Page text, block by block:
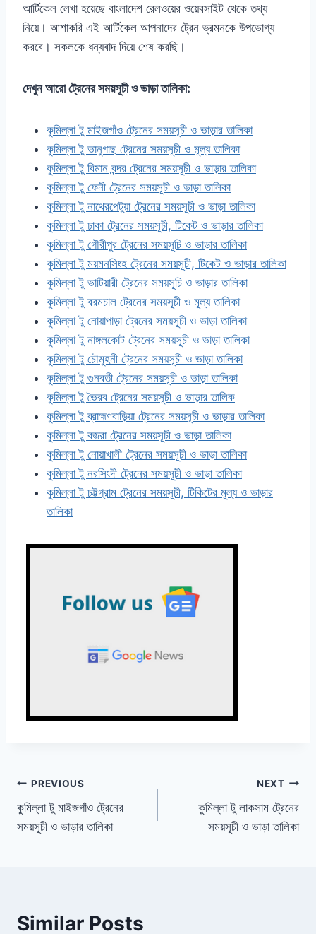
আর্টিকেল লেখা হয়েছে বাংলাদেশ রেলওয়ের ওয়েবসাইট থেকে তথ্য
নিয়ে। আশাকরি এই আর্টিকেল আপনাদের ট্রেন ভ্রমনকে উপভোগ্য
করবে। সকলকে ধন্যবাদ দিয়ে শেষ করছি।
দেখুন আরো ট্রেনের সময়সূচী ও ভাড়া তালিকা:
কুমিল্লা টু মাইজগাঁও ট্রেনের সময়সূচী ও ভাড়ার তালিকা
কুমিল্লা টু ভানুগাছ ট্রেনের সময়সূচী ও মূল্য তালিকা
কুমিল্লা টু বিমান বন্দর ট্রেনের সময়সূচী ও ভাড়ার তালিকা
কুমিল্লা টু ফেনী ট্রেনের সময়সূচী ও ভাড়া তালিকা
কুমিল্লা টু নাথেরপেটুয়া ট্রেনের সময়সূচী ও ভাড়া তালিকা
কুমিল্লা টু ঢাকা ট্রেনের সময়সূচী, টিকেট ও ভাড়ার তালিকা
কুমিল্লা টু গৌরীপুর ট্রেনের সময়সূচি ও ভাড়ার তালিকা
কুমিল্লা টু ময়মনসিংহ ট্রেনের সময়সূচী, টিকেট ও ভাড়ার তালিকা
কুমিল্লা টু ভাটিয়ারী ট্রেনের সময়সূচি ও ভাড়ার তালিকা
কুমিল্লা টু বরমচাল ট্রেনের সময়সূচী ও মূল্য তালিকা
কুমিল্লা টু নোয়াপাড়া ট্রেনের সময়সূচী ও ভাড়া তালিকা
কুমিল্লা টু নাঙ্গলকোট ট্রেনের সময়সূচী ও ভাড়া তালিকা
কুমিল্লা টু চৌমুহনী ট্রেনের সময়সূচী ও ভাড়া তালিকা
কুমিল্লা টু গুনবতী ট্রেনের সময়সূচী ও ভাড়া তালিকা
কুমিল্লা টু ভৈরব ট্রেনের সময়সূচী ও ভাড়ার তালিক
কুমিল্লা টু ব্রাহ্মণবাড়িয়া ট্রেনের সময়সূচী ও ভাড়ার তালিকা
কুমিল্লা টু বজরা ট্রেনের সময়সূচী ও ভাড়া তালিকা
কুমিল্লা টু নোয়াখালী ট্রেনের সময়সূচী ও ভাড়া তালিকা
কুমিল্লা টু নরসিংদী ট্রেনের সময়সূচী ও ভাড়া তালিকা
কুমিল্লা টু চট্টগ্রাম ট্রেনের সময়সূচী, টিকিটের মূল্য ও ভাড়ার
তালিকা
Post
navigation
PREVIOUS
কুমিল্লা টু মাইজগাঁও ট্রেনের
সময়সূচী ও ভাড়ার তালিকা
NEXT
কুমিল্লা টু লাকসাম ট্রেনের
সময়সূচী ও ভাড়া তালিকা
Similar Posts